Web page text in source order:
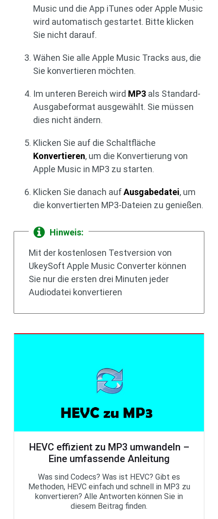
Music und die App iTunes oder Apple Music
wird automatisch gestartet. Bitte klicken
Sie nicht darauf.
Wähen Sie alle Apple Music Tracks aus, die
Sie konvertieren möchten.
Im unteren Bereich wird MP3 als Standard-
Ausgabeformat ausgewählt. Sie müssen
dies nicht ändern.
Klicken Sie auf die Schaltfläche
Konvertieren, um die Konvertierung von
Apple Music in MP3 zu starten.
Klicken Sie danach aufAusgabedatei, um
die konvertierten MP3-Dateien zu genießen.
Hinweis:
Mit der kostenlosen Testversion von
UkeySoft Apple Music Converter können
Sie nur die ersten drei Minuten jeder
Audiodatei konvertieren
HEVC effizient zu MP3 umwandeln –
Eine umfassende Anleitung
Was sind Codecs? Was ist HEVC? Gibt es
Methoden, HEVC einfach und schnell in MP3 zu
konvertieren? Alle Antworten können Sie in
diesem Beitrag finden.